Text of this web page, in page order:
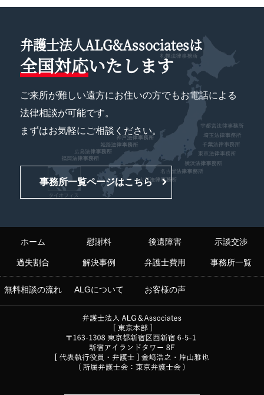
弁護士法人ALG&Associatesは
全国対応いたします
ご来所が難しい遠方にお住いの方でもお電話による
法律相談が可能です。
まずはお気軽にご相談ください。
事務所一覧ページはこちら
ホーム 慰謝料 後遺障害 示談交渉
過失割合 解決事例 弁護士費用 事務所一覧
無料相談の流れ ALGについて お客様の声